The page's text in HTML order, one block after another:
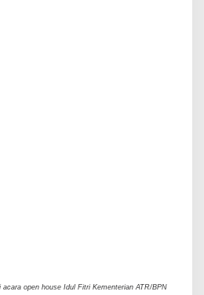
open house Idul Fitri Kementerian ATR/BPN